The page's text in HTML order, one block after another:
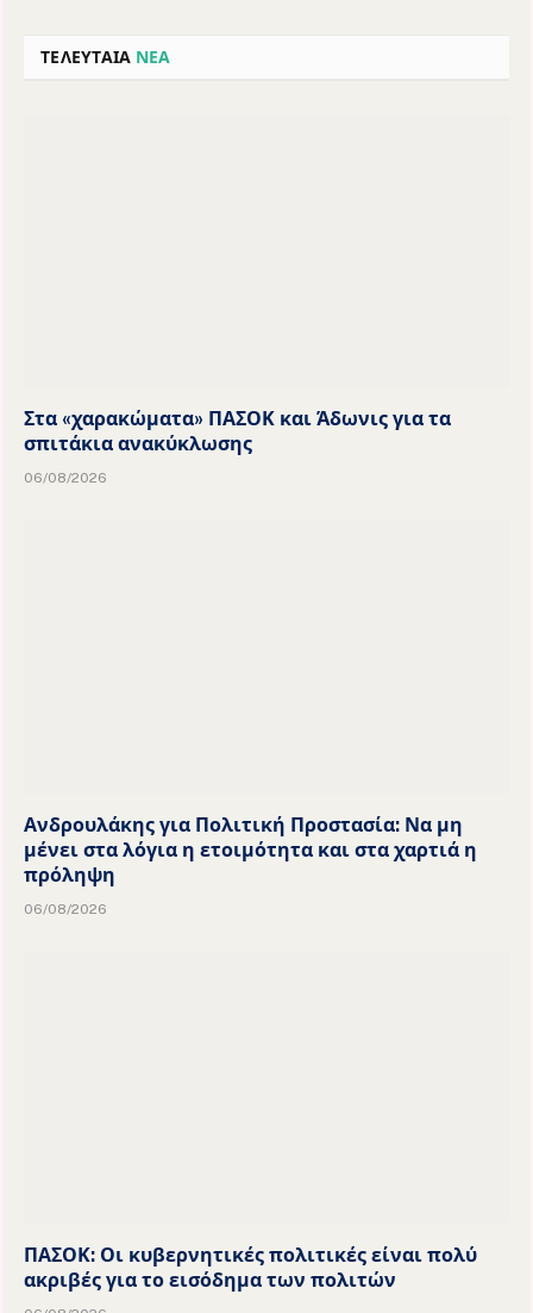
ΤΕΛΕΥΤΑΙΑ ΝΕΑ
Στα «χαρακώματα» ΠΑΣΟΚ και Άδωνις για τα
σπιτάκια ανακύκλωσης
06/08/2026
Ανδρουλάκης για Πολιτική Προστασία: Να μη
μένει στα λόγια η ετοιμότητα και στα χαρτιά η
πρόληψη
06/08/2026
ΠΑΣΟΚ: Οι κυβερνητικές πολιτικές είναι πολύ
ακριβές για το εισόδημα των πολιτών